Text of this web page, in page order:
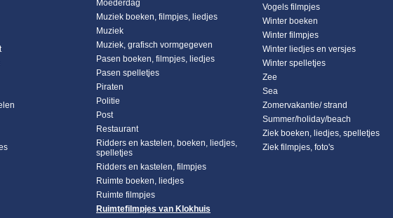
Moederdag
Muziek boeken, filmpjes, liedjes
Muziek
Muziek, grafisch vormgegeven
Pasen boeken, filmpjes, liedjes
Pasen spelletjes
Piraten
Politie
Post
Restaurant
Ridders en kastelen, boeken, liedjes,
spelletjes
Ridders en kastelen, filmpjes
Ruimte boeken, liedjes
Ruimte filmpjes
Ruimtefilmpjes van Klokhuis
Vogels filmpjes
Winter boeken
Winter filmpjes
Winter liedjes en versjes
Winter spelletjes
Zee
Sea
Zomervakantie/ strand
Summer/holiday/beach
Ziek boeken, liedjes, spelletjes
Ziek filmpjes, foto's